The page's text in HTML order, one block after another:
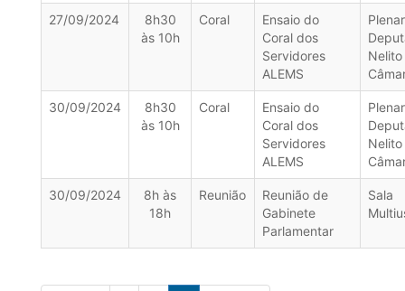
27/09/2024
8h30
às 10h
Coral
Ensaio do
Coral dos
Servidores
ALEMS
Nelito
30/09/2024
8h30
às 10h
Coral
Ensaio do
Coral dos
Servidores
ALEMS
Nelito
30/09/2024
8h às
18h
Reunião
Reunião de
Gabinete
Parlamentar
Sala